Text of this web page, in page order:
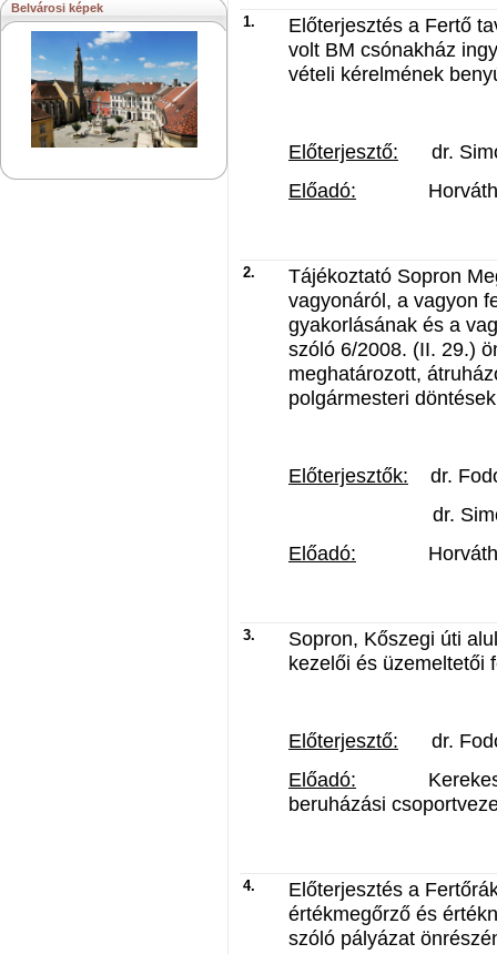
Belvárosi képek
1.
Előterjesztés a Fertő
volt BM csónakház
vételi kérelmének
Előterjesztő: dr.
Előadó: Horváthné
2.
Tájékoztató Sopron
vagyonáról, a vagyon
gyakorlásának és a
szóló 6/2008. (II. 29.)
meghatározott,
polgármesteri
Előterjesztők: dr.
dr. Simon
Előadó: Horváthné
3.
Sopron, Kőszegi úti
kezelői és üzemeltetői
Előterjesztő: dr.
Előadó: Kerekes
beruházási
4.
Előterjesztés a
értékmegőrző és
szóló pályázat